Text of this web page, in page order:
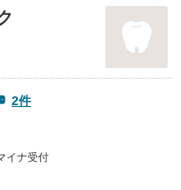
2件
イナ受付